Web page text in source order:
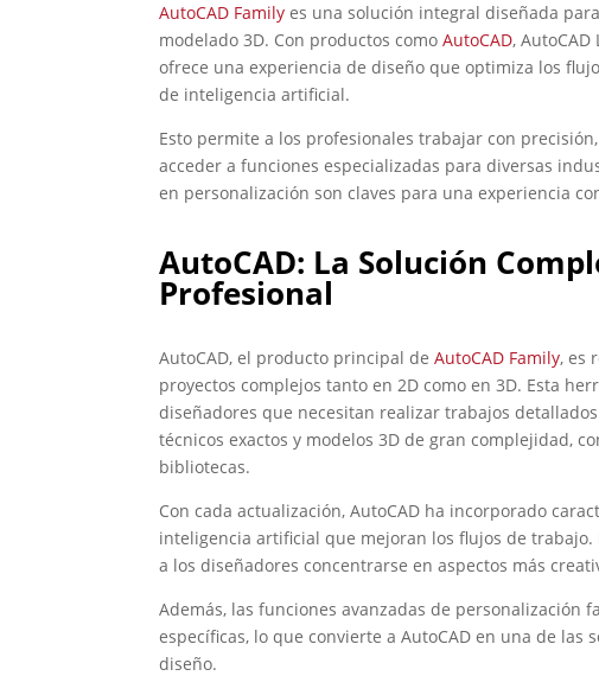
AutoCAD Family es una solución integral diseñada
modelado 3D. Con productos comoAutoCAD,
ofrece una experiencia de diseño que optimiza los
de inteligencia artificial.
Esto permite a los profesionales trabajar con
acceder a funciones especializadas para diversas
en personalización son claves para una experiencia
AutoCAD: La Solución
Profesional
AutoCAD, el producto principal deAutoCAD Family, es
proyectos complejos tanto en 2D como en 3D. Esta
diseñadores que necesitan realizar trabajos
técnicos exactos y modelos 3D de gran complejidad,
bibliotecas.
Con cada actualización, AutoCAD ha incorporado
inteligencia artificial que mejoran los flujos de
a los diseñadores concentrarse en aspectos más
Además, las funciones avanzadas de personalización
específicas, lo que convierte a AutoCAD en una de
diseño.